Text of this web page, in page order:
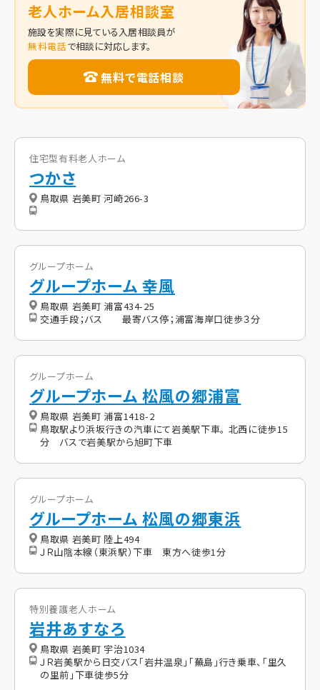
老人ホーム入居相談室
施設を実際に見ている入居相談員が
無料電話で相談に対応します。
無料で電話相談
住宅型有料老人ホーム
つかさ
鳥取県 岩美町 河崎266-3
グループホーム
グループホーム 幸風
鳥取県 岩美町 浦富434-25
交通手段；バス 最寄バス停；浦富海岸口徒歩３分
グループホーム
グループホーム 松風の郷浦富
鳥取県 岩美町 浦富1418-2
鳥取駅より浜坂行きの汽車にて岩美駅下車。 北西に徒歩15
分 バスで岩美駅から旭町下車
グループホーム
グループホーム 松風の郷東浜
鳥取県 岩美町 陸上494
ＪＲ山陰本線（東浜駅）下車 東方へ徒歩1分
特別養護老人ホーム
岩井あすなろ
鳥取県 岩美町 宇治1034
ＪＲ岩美駅から日交バス「岩井温泉」「蕪島」行き乗車、「里久
の里前」下車徒歩5分